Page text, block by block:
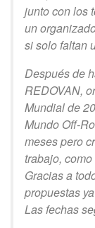
junto con los
un
si solo faltan
Después de
REDOVAN,
Mundial de
Mundo Off-
meses pero
trabajo,
Gracias a
propuestas
Las fechas